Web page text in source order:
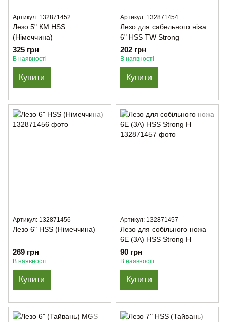
Артикул: 132871452
Лезо 5" КМ HSS
(Німеччина)
325 грн
В наявності
Купити
Артикул: 132871454
Лезо для сабельного ніжа
6" HSS TW Strong
202 грн
В наявності
Купити
Артикул: 132871456
Лезо 6" HSS (Німеччина)
269 грн
В наявності
Купити
Артикул: 132871457
Лезо для собільного ножа
6E (3А) HSS Strong H
90 грн
В наявності
Купити